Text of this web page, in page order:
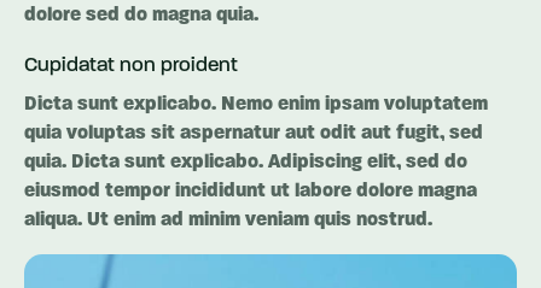
dolore sed do magna quia.
Cupidatat non proident
Dicta sunt explicabo. Nemo enim ipsam voluptatem
quia voluptas sit aspernatur aut odit aut fugit, sed
quia. Dicta sunt explicabo. Adipiscing elit, sed do
eiusmod tempor incididunt ut labore dolore magna
aliqua. Ut enim ad minim veniam quis nostrud.